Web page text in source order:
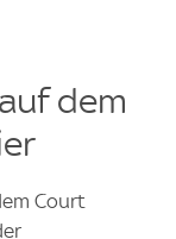
dem
Court